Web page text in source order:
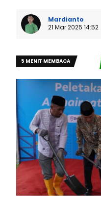
Mardianto
21 Mar 2025 14:52
5 MENIT MEMBACA